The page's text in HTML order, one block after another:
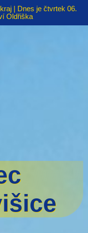
| Dnes je čtvrtek 06.
Oldřiška